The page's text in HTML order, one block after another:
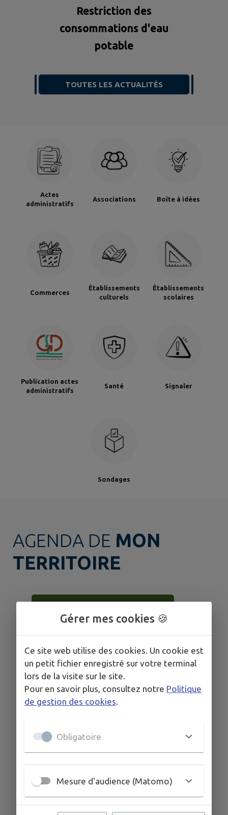
Restriction des
consommations d'eau
potable
TOUTES LES ACTUALITÉS
Actes
administratifs
Associations Boîte à idées
Commerces
Établissements
culturels
Établissements
scolaires
Publication actes
administratifs
Santé Signaler
Sondages
AGENDA DE MON
TERRITOIRE
Yoga Brunch
Gérer mes cookies 🍪
Ce site web utilise des cookies. Un cookie est
un petit fichier enregistré sur votre terminal
lors de la visite sur le site.
Pour en savoir plus, consultez notre Politique
de gestion des cookies.
Obligatoire
Mesure d'audience (Matomo)